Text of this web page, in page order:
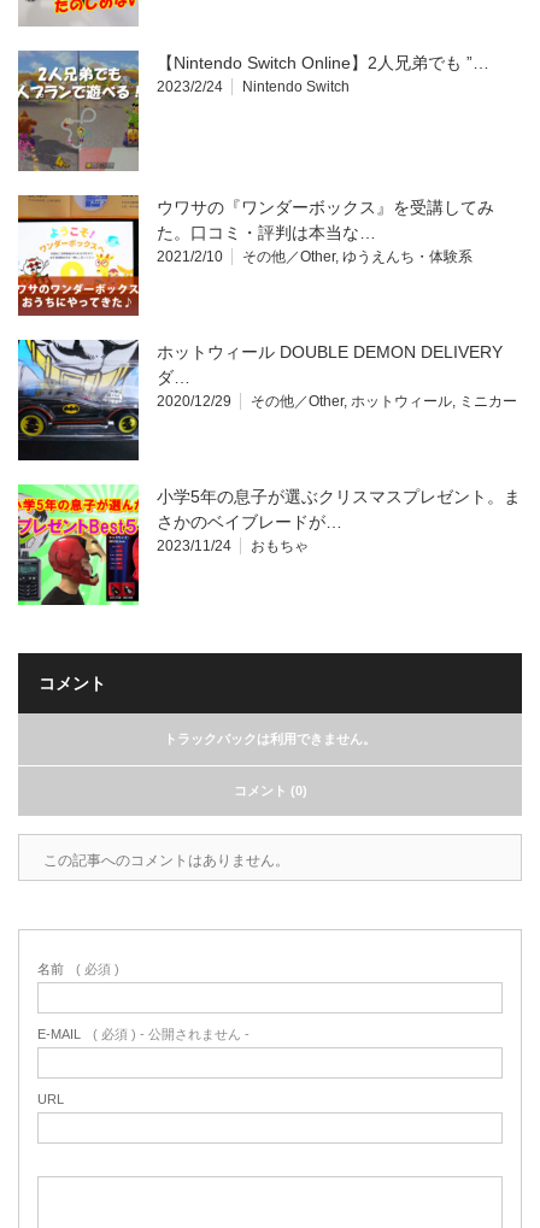
【Nintendo Switch Online】2人兄弟でも ”…
2023/2/24 Nintendo Switch
ウワサの『ワンダーボックス』を受講してみ
た。口コミ・評判は本当な…
2021/2/10 その他／Other, ゆうえんち・体験系
ホットウィール DOUBLE DEMON DELIVERY
ダ…
2020/12/29 その他／Other, ホットウィール, ミニカー
小学5年の息子が選ぶクリスマスプレゼント。ま
さかのベイブレードが…
2023/11/24 おもちゃ
コメント
トラックバックは利用できません。
コメント (0)
この記事へのコメントはありません。
名前 ( 必須 )
E-MAIL ( 必須 ) - 公開されません -
URL